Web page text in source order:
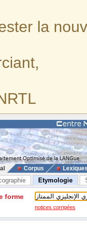
la
Corpus
Etymologie
forme
notices corrigées